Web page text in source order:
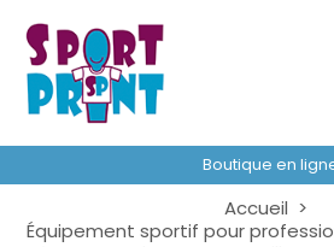
Boutique en
Accueil
Équipement sportif pour